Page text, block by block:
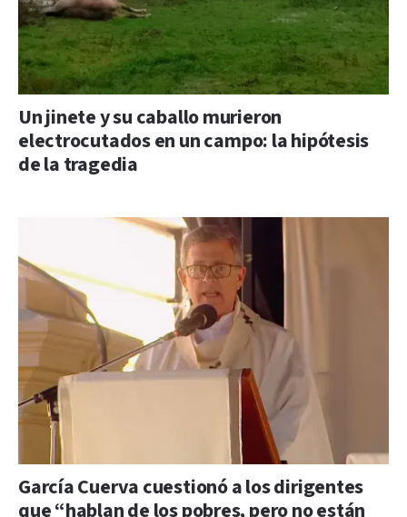
Un jinete y su caballo murieron
electrocutados en un campo: la hipótesis
de la tragedia
García Cuerva cuestionó a los dirigentes
que “hablan de los pobres, pero no están